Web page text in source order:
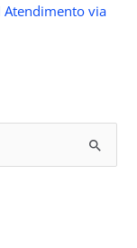
Atendimento via